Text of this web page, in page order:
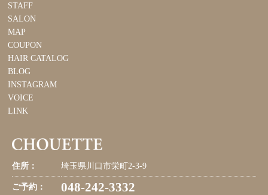
STAFF
SALON
MAP
COUPON
HAIR CATALOG
BLOG
INSTAGRAM
VOICE
LINK
住所： 埼玉県川口市栄町2-3-9
ご予約： 048-242-3332